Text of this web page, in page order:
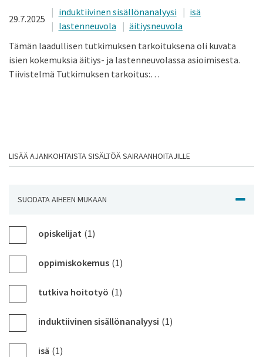
29.7.2025
induktiivinen sisällönanalyysi
isä
lastenneuvola
äitiysneuvola
Tämän laadullisen tutkimuksen tarkoituksena oli kuvata
isien kokemuksia äitiys- ja lastenneuvolassa asioimisesta.
Tiivistelmä Tutkimuksen tarkoitus:…
LISÄÄ AJANKOHTAISTA SISÄLTÖÄ SAIRAANHOITAJILLE
opiskelijat (1)
oppimiskokemus (1)
tutkiva hoitotyö (1)
induktiivinen sisällönanalyysi (1)
isä (1)
SUODATA AIHEEN MUKAAN NÄYTÄ